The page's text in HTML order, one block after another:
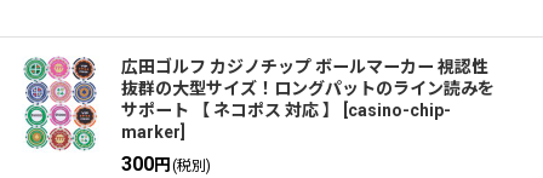
広田ゴルフ カジノチップ ボールマーカー 視認性
抜群の大型サイズ！ロングパットのライン読みを
サポート 【 ネコポス 対応 】
casino-chip-
marker
300円 (税別)